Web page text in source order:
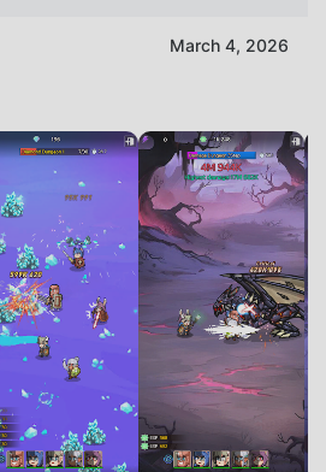
March 4, 2026